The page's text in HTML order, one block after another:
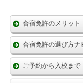
合宿免許のメリット
合宿免許の選び方ナ
ご予約から入校まで